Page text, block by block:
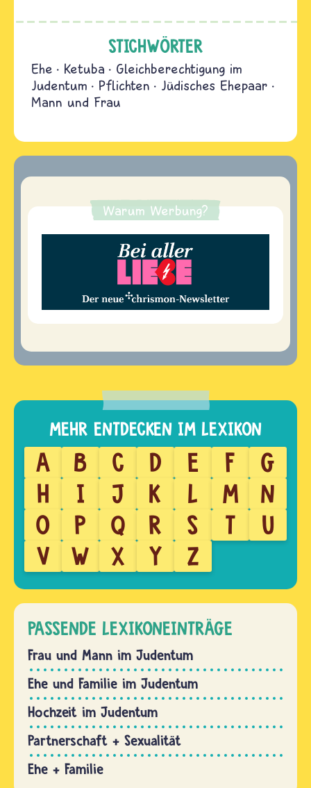
STICHWÖRTER
Ehe Ketuba
Gleichberechtigung im
Judentum
Pflichten
Jüdisches Ehepaar
Mann und Frau
Warum Werbung?
A B C D E F
G
H
I J K L M
N
O
P Q R S T
U
V
W X Y Z
PASSENDE LEXIKONEINTRÄGE
Frau und Mann im Judentum
Ehe und Familie im Judentum
Hochzeit im Judentum
Partnerschaft + Sexualität
Ehe + Familie